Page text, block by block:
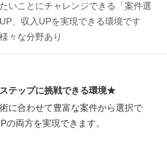
いことにチャレンジできる「案件選
、収入UPを実現できる環境です
々な分野あり
テップに挑戦できる環境★
に合わせて豊富な案件から選択で
の両方を実現できます。